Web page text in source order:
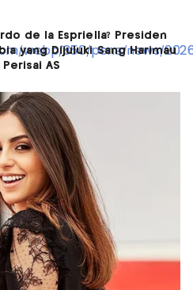
de la Espriella? Presiden
yang Dijuluki Sang Harimau
AS